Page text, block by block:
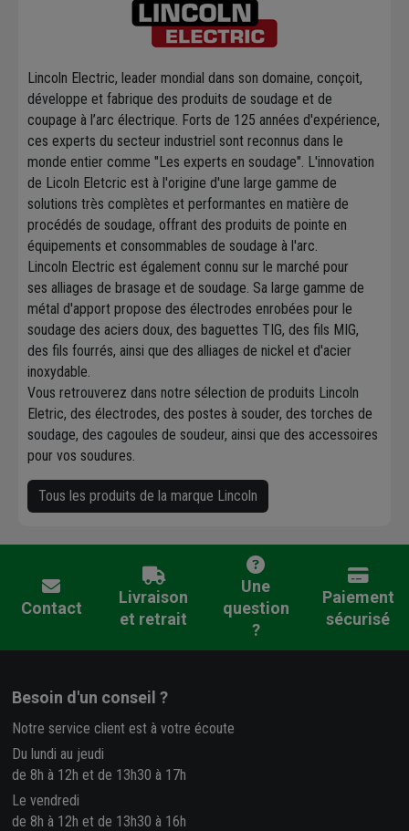
Lincoln Electric, leader mondial dans son domaine, conçoit,
développe et fabrique des produits de soudage et de
coupage à l’arc électrique. Forts de 125 années d'expérience,
ces experts du secteur industriel sont reconnus dans le
monde entier comme "Les experts en soudage". L'innovation
de Licoln Eletcric est à l'origine d'une large gamme de
solutions très complètes et performantes en matière de
procédés de soudage, offrant des produits de pointe en
équipements et consommables de soudage à l'arc.
Lincoln Electric est également connu sur le marché pour
ses alliages de brasage et de soudage. Sa large gamme de
métal d'apport propose des électrodes enrobées pour le
soudage des aciers doux, des baguettes TIG, des fils MIG,
des fils fourrés, ainsi que des alliages de nickel et d'acier
inoxydable.
Vous retrouverez dans notre sélection de produits Lincoln
Eletric, des électrodes, des postes à souder, des torches de
soudage, des cagoules de soudeur, ainsi que des accessoires
pour vos soudures.
Tous les produits de la marque Lincoln
Contact
Livraison
et retrait
Une
question
?
Paiement
sécurisé
Besoin d'un conseil ?
Notre service client est à votre écoute
Du lundi au jeudi
de 8h à 12h et de 13h30 à 17h
Le vendredi
de 8h à 12h et de 13h30 à 16h